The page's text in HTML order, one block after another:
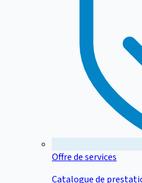
Offre de services
Catalogue de